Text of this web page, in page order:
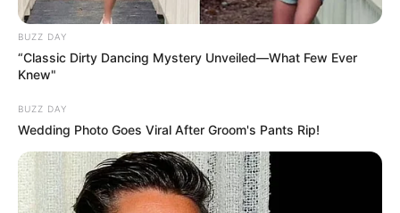
BUZZ DAY
“Classic Dirty Dancing Mystery Unveiled—What Few Ever
Knew"
BUZZ DAY
Wedding Photo Goes Viral After Groom's Pants Rip!